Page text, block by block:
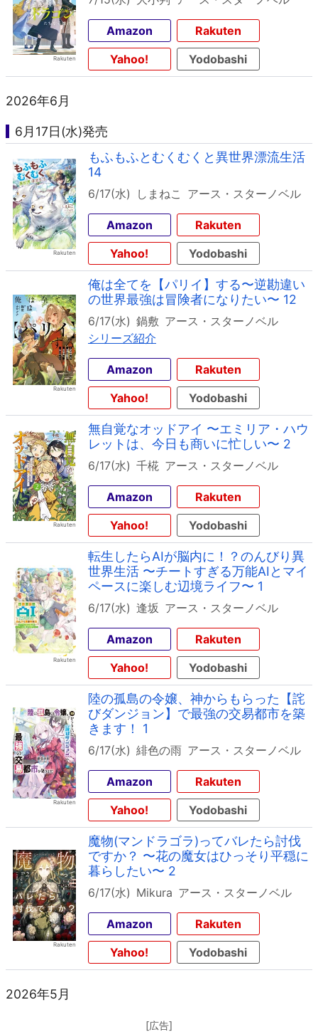
Amazon
Rakuten
Yahoo!
Yodobashi
2026年6月
6月17日(水)発売
もふもふとむくむくと異世界漂流生活
14
6/17(水) しまねこ アース・スターノベル
Amazon
Rakuten
Yahoo!
Yodobashi
俺は全てを【パリイ】する〜逆勘違い
の世界最強は冒険者になりたい〜 12
6/17(水) 鍋敷 アース・スターノベル
シリーズ紹介
Amazon
Rakuten
Yahoo!
Yodobashi
無自覚なオッドアイ 〜エミリア・ハウ
レットは、今日も商いに忙しい〜 2
6/17(水) 千椛 アース・スターノベル
Amazon
Rakuten
Yahoo!
Yodobashi
転生したらAIが脳内に！？のんびり異
世界生活 〜チートすぎる万能AIとマイ
ペースに楽しむ辺境ライフ〜 1
6/17(水) 逢坂 アース・スターノベル
Amazon
Rakuten
Yahoo!
Yodobashi
陸の孤島の令嬢、神からもらった【詫
びダンジョン】で最強の交易都市を築
きます！ 1
6/17(水) 緋色の雨 アース・スターノベル
Amazon
Rakuten
Yahoo!
Yodobashi
魔物(マンドラゴラ)ってバレたら討伐
ですか？ 〜花の魔女はひっそり平穏に
暮らしたい〜 2
6/17(水) Mikura アース・スターノベル
Amazon
Rakuten
Yahoo!
Yodobashi
2026年5月
[広告]